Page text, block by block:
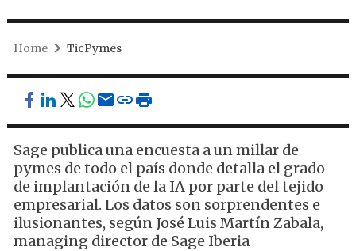
Home TicPymes
Sage publica una encuesta a un millar de
pymes de todo el país donde detalla el grado
de implantación de la IA por parte del tejido
empresarial. Los datos son sorprendentes e
ilusionantes, según José Luis Martín Zabala,
managing director de Sage Iberia